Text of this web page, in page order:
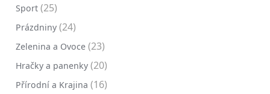
Sport (25)
Prázdniny (24)
Zelenina a Ovoce (23)
Hračky a panenky (20)
Přírodní a Krajina (16)